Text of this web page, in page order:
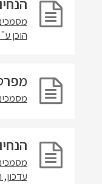
הוכן